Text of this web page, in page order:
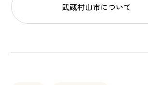
武蔵村山市について